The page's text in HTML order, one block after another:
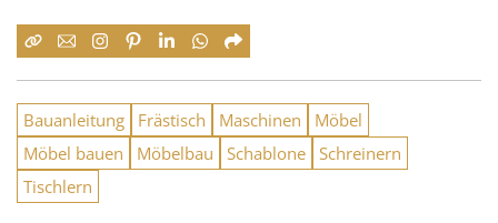
Bauanleitung Frästisch Maschinen
Möbel
Möbel bauen
Möbelbau Schablone Schreinern
Tischlern